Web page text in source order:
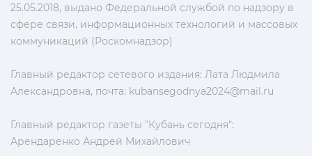
25.05.2018, выдано Федеральной службой по надзору в
сфере связи, информационных технологий и массовых
коммуникаций (Роскомнадзор)
Главный редактор сетевого издания: Лата Людмила
Александровна, почта: kubansegodnya2024@mail.ru
Главный редактор газеты "Кубань сегодня":
Арендаренко Андрей Михайлович